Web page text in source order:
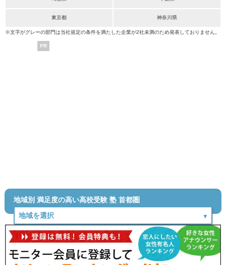
東京都 神奈川県
※文字がグレーの部門は当社規定の条件を満たした企業が2社未満のため発表しておりません。
PR
地域別 満足度の高い高校受験 塾 首都圏